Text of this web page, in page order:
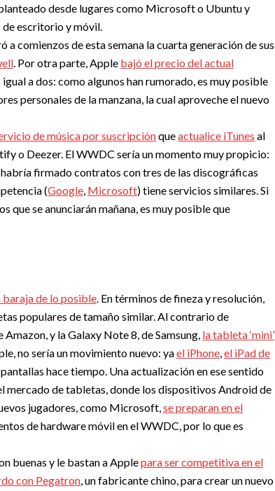
desde lugares como Microsoft o Ubuntu y
de escritorio y móvil.
a comienzos de esta semana la cuarta generación de sus
. Por otra parte, Apple bajó el precio del actual
igual a dos: como algunos han rumorado, es muy posible
personales de la manzana, la cual aproveche el nuevo
de música por suscripciónqueactualice iTunes al
o Deezer. El WWDC sería un momento muy propicio:
firmado contratos con tres de las discográficas
(Google, Microsoft) tiene servicios similares. Si
que se anunciarán mañana, es muy posible que
baraja de lo posible. En términos de fineza y resolución,
populares de tamaño similar. Al contrario de
y la Galaxy Note 8, de Samsung, la tableta ‘mini’
no sería un movimiento nuevo: yael iPhone,el iPad de
hace tiempo. Una actualización en ese sentido
mercado de tabletas, donde los dispositivos Android de
jugadores, como Microsoft,se preparan en el
de hardware móvil en el WWDC, por lo que es
buenas y le bastan a Applepara ser competitiva en el
con Pegatron, un fabricante chino, para crear un nuevo